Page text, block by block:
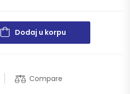
Dodaj u korpu
Compare